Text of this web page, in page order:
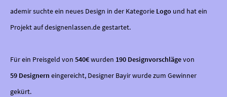
ademir suchte ein neues Design in der Kategorie Logo und hat ein
Projekt auf designenlassen.de gestartet.
Für ein Preisgeld von 540€wurden 190 Designvorschlägevon
59 Designern eingereicht, Designer Bayir wurde zum Gewinner
gekürt.